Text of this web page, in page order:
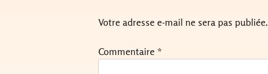
Votre adresse e-mail ne sera pas publiée.
Commentaire *